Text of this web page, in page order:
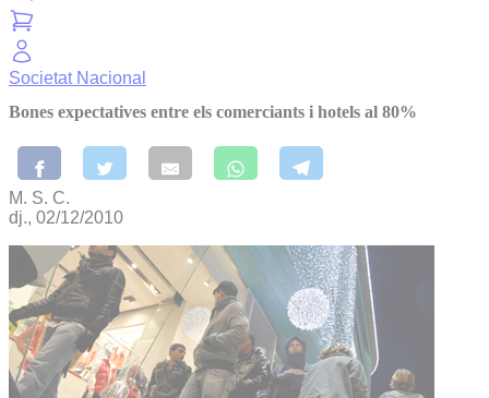
Societat Nacional
Bones expectatives entre els comerciants i hotels al 80%
M. S. C.
dj., 02/12/2010